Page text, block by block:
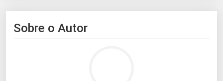
Sobre o Autor